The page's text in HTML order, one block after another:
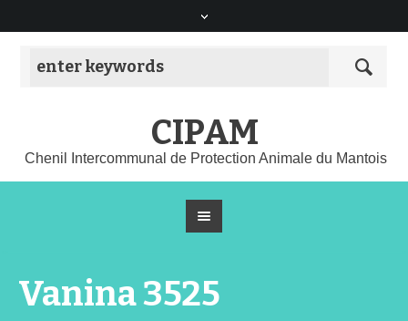
CIPAM
Chenil Intercommunal de Protection Animale du Mantois
Vanina 3525